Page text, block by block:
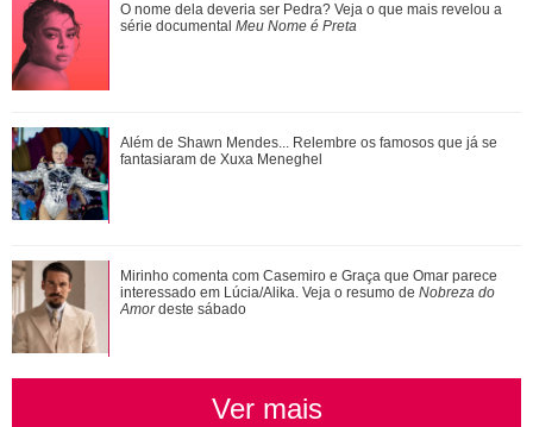
Confira filmes em que as cenas de sexo foram reais
Ariana Grande faz desabafo em show sobre decisão de
pausar a carreira: Não foi uma reação...
Tia Milena pede indicação de dermatologista e web aponta
fim de amizade com Ana Paula Renau...
O nome dela deveria ser Pedra? Veja o que mais revelou a
série documental Meu Nome é Preta
Além de Shawn Mendes... Relembre os famosos que já se
fantasiaram de Xuxa Meneghel
Mirinho comenta com Casemiro e Graça que Omar parece
interessado em Lúcia/Alika. Veja o resumo de Nobreza do
Amordeste sábado
Ver mais